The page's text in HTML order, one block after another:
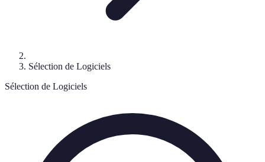
Sélection de Logiciels
Sélection de Logiciels